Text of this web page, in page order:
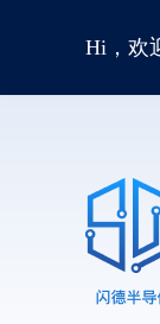
Hi，欢